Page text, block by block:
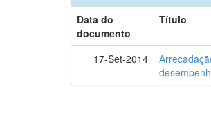
Data do
documento
Título
17-Set-2014